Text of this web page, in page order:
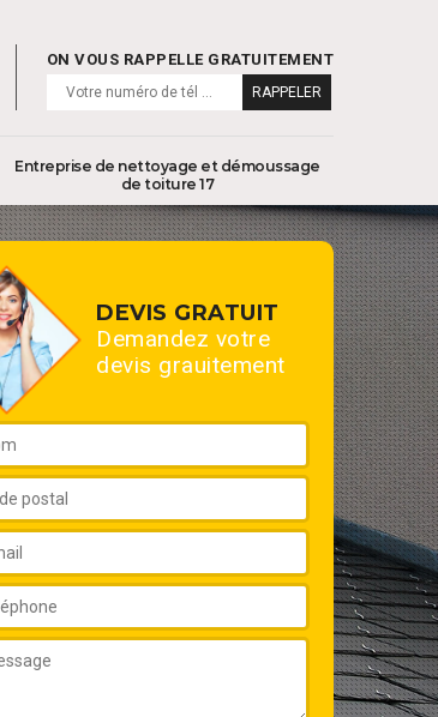
ON VOUS RAPPELLE GRATUITEMENT
Entreprise de nettoyage et démoussage
de toiture 17
DEVIS GRATUIT
Demandez votre
devis grauitement